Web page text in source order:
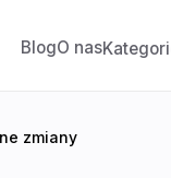
BlogO nas
zmiany